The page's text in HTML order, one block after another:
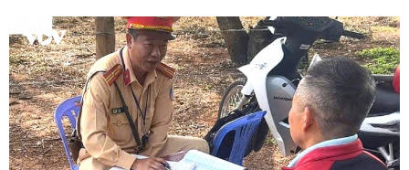
Infographic